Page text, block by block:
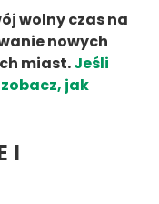
wolny czas na
nowych
miast.Jeśli
jak
I